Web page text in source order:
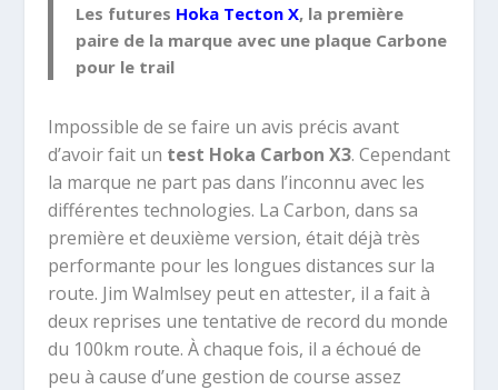
Les futures Hoka Tecton X, la première
paire de la marque avec une plaque Carbone
pour le trail
Impossible de se faire un avis précis avant
d’avoir fait un test Hoka Carbon X3. Cependant
la marque ne part pas dans l’inconnu avec les
différentes technologies. La Carbon, dans sa
première et deuxième version, était déjà très
performante pour les longues distances sur la
route. Jim Walmlsey peut en attester, il a fait à
deux reprises une tentative de record du monde
du 100km route. À chaque fois, il a échoué de
peu à cause d’une gestion de course assez